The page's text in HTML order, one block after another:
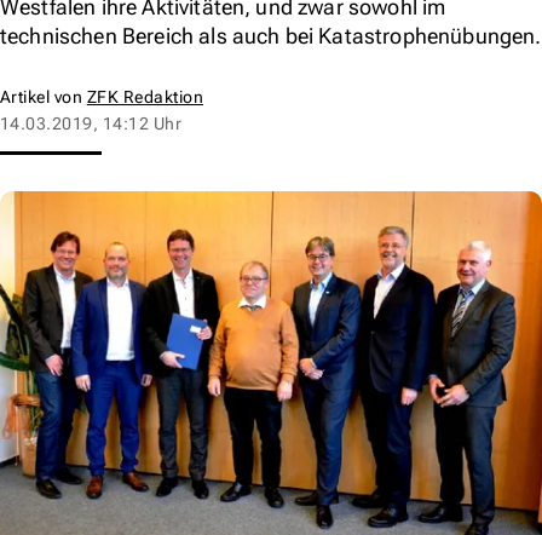
Westfalen ihre Aktivitäten, und zwar sowohl im
technischen Bereich als auch bei Katastrophenübungen.
Artikel von ZFK Redaktion
14.03.2019, 14:12 Uhr